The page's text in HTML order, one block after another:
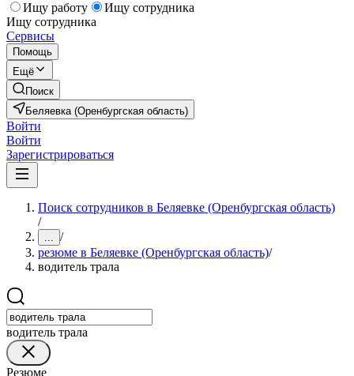
Ищу работу
Ищу сотрудника
Ищу сотрудника
Сервисы
Помощь
Ещё
Поиск
Беляевка (Оренбургская область)
Войти
Войти
Зарегистрироваться
Поиск сотрудников в Беляевке (Оренбургская область)
/
... /
резюме в Беляевке (Оренбургская область)/
водитель трала
водитель трала
Резюме